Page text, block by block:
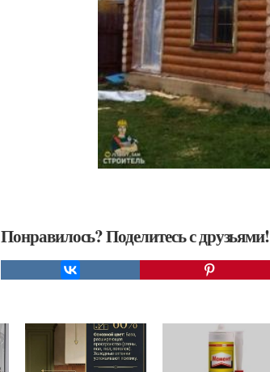
Понравилось? Поделитесь с друзьями!